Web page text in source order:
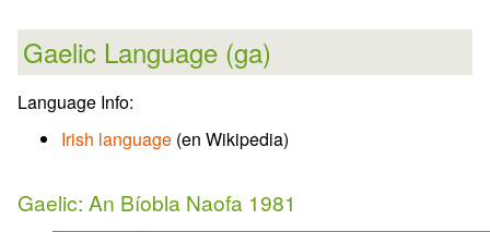
Gaelic Language (ga)
Language Info:
Irish language (en Wikipedia)
Gaelic: An Bíobla Naofa 1981